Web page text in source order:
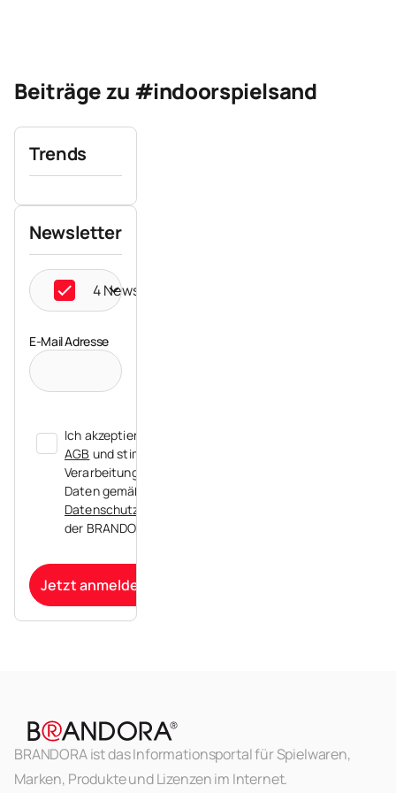
Beiträge zu #indoorspielsand
Trends
Newsletter
4 Newsletter ausgewählt
E-Mail Adresse
Ich akzeptiere die
AGB und stimme der
Verarbeitung meiner
Daten gemäß der
Datenschutzerklärung
der BRANDORA zu.
Jetzt anmelden
BRANDORA ist das Informationsportal für Spielwaren,
Marken, Produkte und Lizenzen im Internet.